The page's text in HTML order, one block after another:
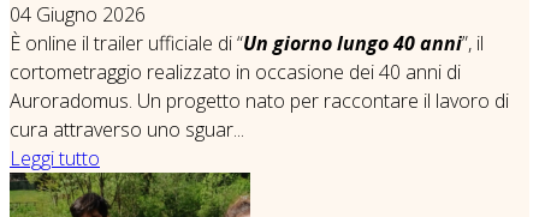
04 Giugno 2026
È online il trailer ufficiale di “Un giorno lungo 40 anni”, il
cortometraggio realizzato in occasione dei 40 anni di
Auroradomus. Un progetto nato per raccontare il lavoro di
cura attraverso uno sguar...
Leggi tutto